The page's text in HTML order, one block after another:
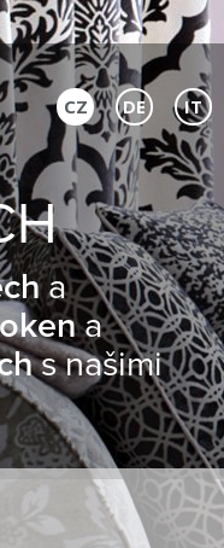
a
a
s našimi
CZ DE IT